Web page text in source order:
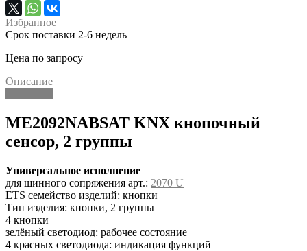
Избранное
Срок поставки 2-6 недель
Цена по запросу
Описание
ME2092NABSAT KNX кнопочный
сенсор, 2 группы
Универсальное исполнение
для шинного сопряжения арт.: 2070 U
ETS семейство изделий: кнопки
Тип изделия: кнопки, 2 группы
4 кнопки
зелёный светодиод: рабочее состояние
4 красных светодиода: индикация функций